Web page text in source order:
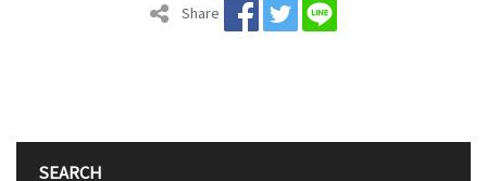
Share
SEARCH